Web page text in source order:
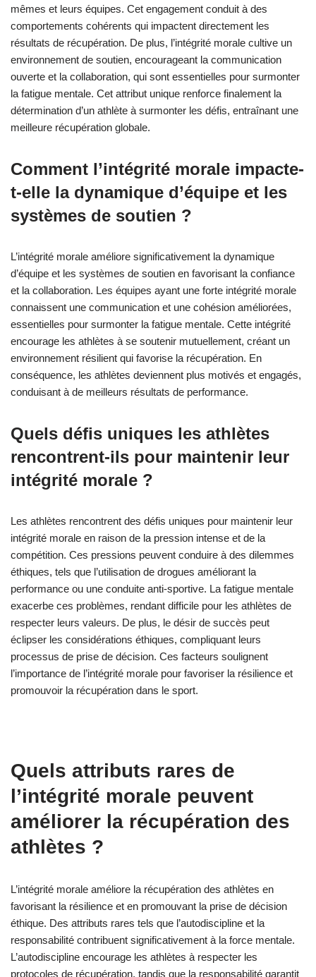
Quels attributs uniques
distinguent l’intégrité morale
athlètes ?
L’intégrité morale améliore de manière unique la récupération
des athlètes en favorisant la confiance, la responsabilité et la
sont plus susceptibles de respecter les protocoles de
récupération, car ils priorisent leurs engagements envers eux-
mêmes et leurs équipes. Cet engagement conduit à des
comportements cohérents qui impactent directement les
résultats de récupération. De plus, l’intégrité morale cultive un
environnement de soutien, encourageant la communication
ouverte et la collaboration, qui sont essentielles pour surmonter
la fatigue mentale. Cet attribut unique renforce finalement la
détermination d’un athlète à surmonter les défis, entraînant une
Comment l’intégrité morale impacte-
t-elle la dynamique d’équipe et les
L’intégrité morale améliore significativement la dynamique
d’équipe et les systèmes de soutien en favorisant la confiance
et la collaboration. Les équipes ayant une forte intégrité morale
connaissent une communication et une cohésion améliorées,
essentielles pour surmonter la fatigue mentale. Cette intégrité
encourage les athlètes à se soutenir mutuellement, créant un
environnement résilient qui favorise la récupération. En
conséquence, les athlètes deviennent plus motivés et engagés,
conduisant à de meilleurs résultats de performance.
intégrité morale ?
Les athlètes rencontrent des défis uniques pour maintenir leur
intégrité morale en raison de la pression intense et de la
compétition. Ces pressions peuvent conduire à des dilemmes
éthiques, tels que l’utilisation de drogues améliorant la
exacerbe ces problèmes, rendant difficile pour les athlètes de
respecter leurs valeurs. De plus, le désir de succès peut
éclipser les considérations éthiques, compliquant leurs
processus de prise de décision. Ces facteurs soulignent
l’importance de l’intégrité morale pour favoriser la résilience et